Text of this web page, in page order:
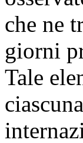
che ne
giorni
Tale